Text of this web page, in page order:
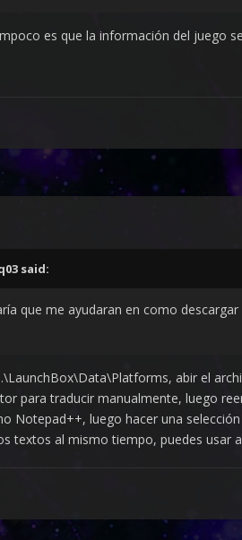
es que la información del juego
said:
que me ayudaran en como
abir el
para traducir manualmente, luego
Notepad++, luego hacer una
textos al mismo tiempo, puedes usar